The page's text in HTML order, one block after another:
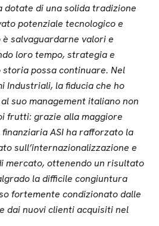
dotate di una solida tradizione
potenziale tecnologico e
salvaguardarne valori e
loro tempo, strategia e
possa continuare. Nel
Industriali, la fiducia che ho
suo management italiano non
frutti: grazie alla maggiore
ASI ha rafforzato la
sull’internazionalizzazione e
mercato, ottenendo un risultato
la difficile congiuntura
fortemente condizionato dalle
dai nuovi clienti acquisiti nel